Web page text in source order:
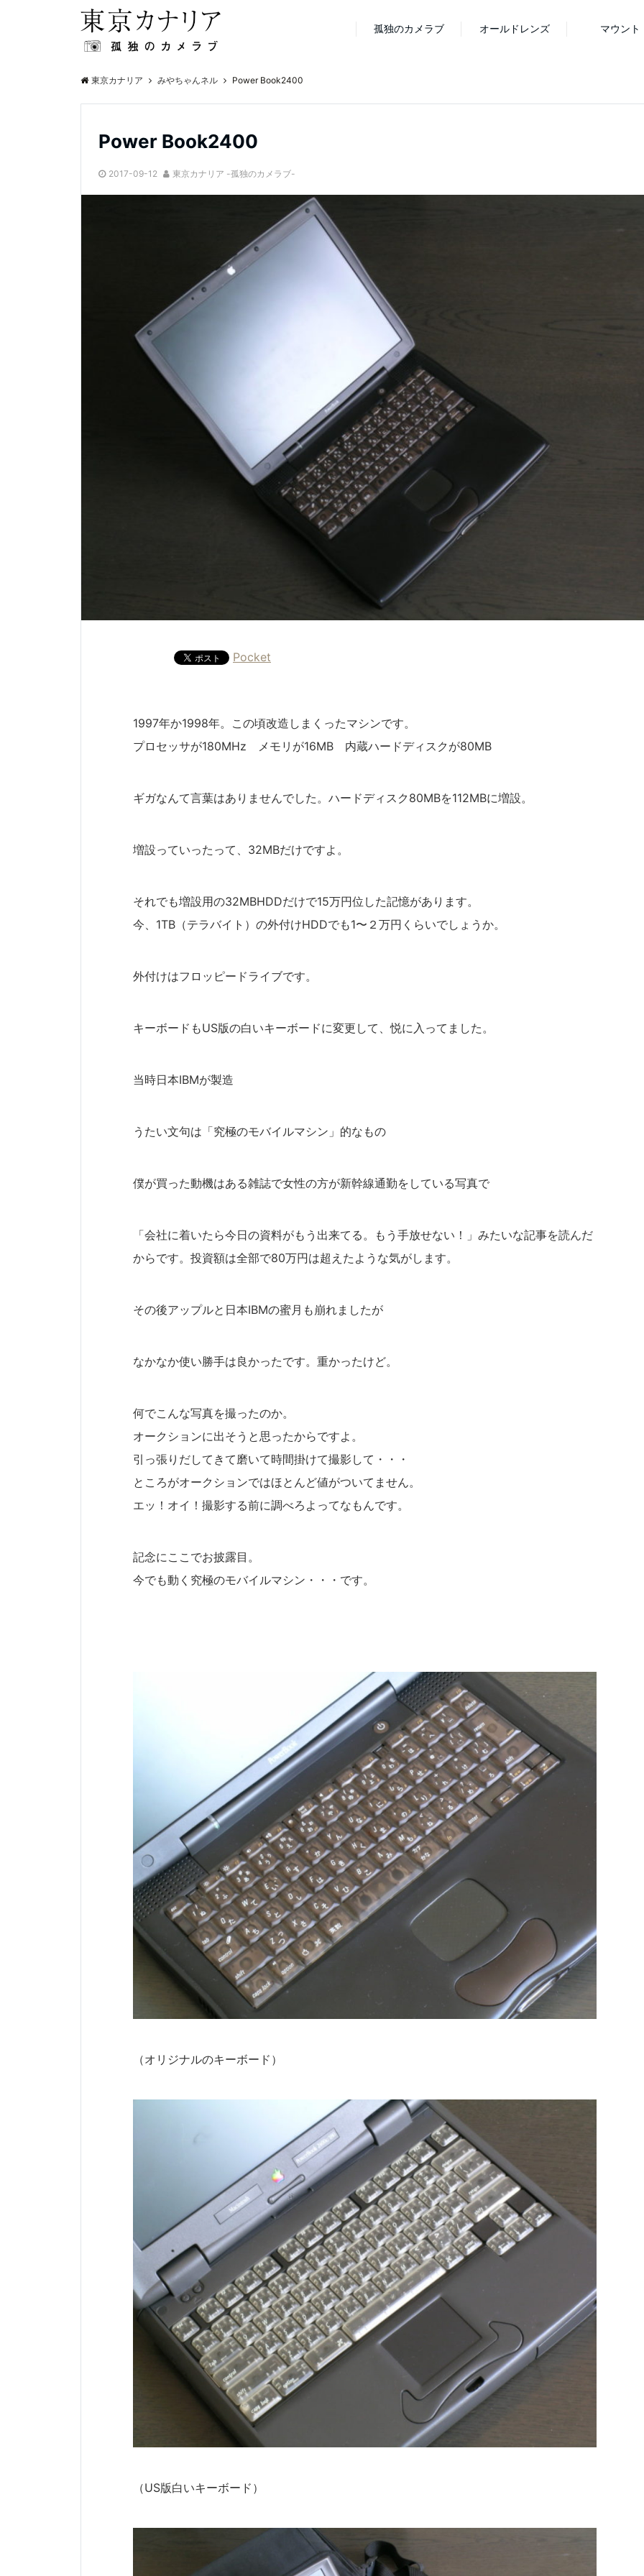
孤独のカメラブ オールドレンズ マウント
東京カナリア みやちゃんネル Power Book2400
Power Book2400
2017-09-12 東京カナリア -孤独のカメラブ-
Pocket
1997年か1998年。この頃改造しまくったマシンです。
プロセッサが180MHz メモリが16MB 内蔵ハードディスクが80MB
ギガなんて言葉はありませんでした。ハードディスク80MBを112MBに増設。
増設っていったって、32MBだけですよ。
それでも増設用の32MBHDDだけで15万円位した記憶があります。
今、1TB（テラバイト）の外付けHDDでも1〜２万円くらいでしょうか。
外付けはフロッピードライブです。
キーボードもUS版の白いキーボードに変更して、悦に入ってました。
当時日本IBMが製造
うたい文句は「究極のモバイルマシン」的なもの
僕が買った動機はある雑誌で女性の方が新幹線通勤をしている写真で
「会社に着いたら今日の資料がもう出来てる。もう手放せない！」みたいな記事を読んだ
からです。投資額は全部で80万円は超えたような気がします。
その後アップルと日本IBMの蜜月も崩れましたが
なかなか使い勝手は良かったです。重かったけど。
何でこんな写真を撮ったのか。
オークションに出そうと思ったからですよ。
引っ張りだしてきて磨いて時間掛けて撮影して・・・
ところがオークションではほとんど値がついてません。
エッ！オイ！撮影する前に調べろよってなもんです。
記念にここでお披露目。
今でも動く究極のモバイルマシン・・・です。
（オリジナルのキーボード）
（US版白いキーボード）